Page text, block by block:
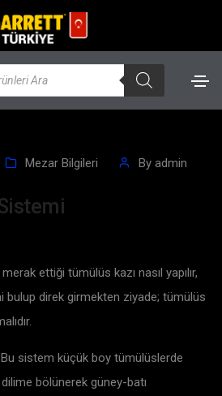
Mezar Bilgileri By admin
ettiği tümülüs kazı nasıl yapılır,
bulup direk girmekten ziyade; tümülüs
sistem küçük boy tümülüslerde
bölünerek güney-batı